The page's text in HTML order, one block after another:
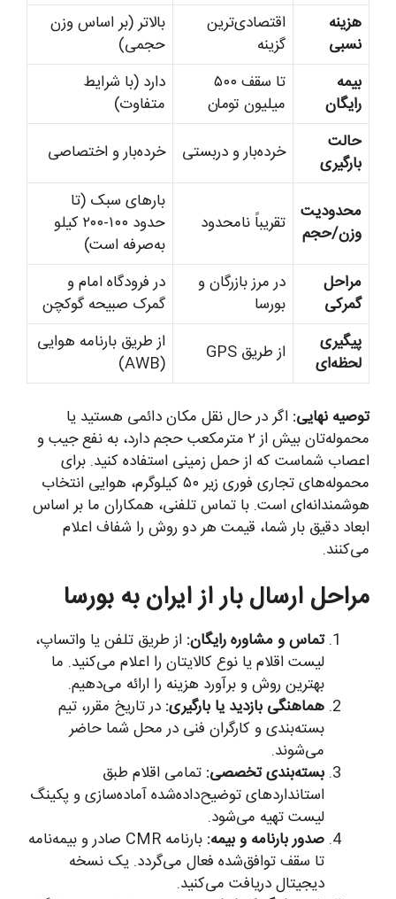
هزینه
نسبی
اقتصادی‌ترین
گزینه
بالاتر (بر اساس وزن
حجمی)
بیمه
رایگان
تا سقف ۵۰۰
میلیون تومان
دارد (با شرایط
متفاوت)
حالت
بارگیری
خرده‌بار و دربستی خرده‌بار و اختصاصی
محدودیت
وزن/حجم
تقریباً نامحدود
بارهای سبک (تا
حدود ۱۰۰-۲۰۰ کیلو
به‌صرفه است)
مراحل
گمرکی
در مرز بازرگان و
بورسا
در فرودگاه امام و
گمرک صبیحه گوکچن
پیگیری
لحظه‌ای
از طریق GPS
از طریق بارنامه هوایی
(AWB)
توصیه نهایی:اگر در حال نقل مکان دائمی هستید یا
محموله‌تان بیش از ۲ مترمکعب حجم دارد، به نفع جیب و
اعصاب شماست که از حمل زمینی استفاده کنید. برای
محموله‌های تجاری فوری زیر ۵۰ کیلوگرم، هوایی انتخاب
هوشمندانه‌ای است. با تماس تلفنی، همکاران ما بر اساس
ابعاد دقیق بار شما، قیمت هر دو روش را شفاف اعلام
می‌کنند.
مراحل ارسال بار از ایران به بورسا
تماس و مشاوره رایگان:از طریق تلفن یا واتساپ،
لیست اقلام یا نوع کالایتان را اعلام می‌کنید. ما
بهترین روش و برآورد هزینه را ارائه می‌دهیم.
هماهنگی بازدید یا بارگیری:در تاریخ مقرر، تیم
بسته‌بندی و کارگران فنی در محل شما حاضر
می‌شوند.
بسته‌بندی تخصصی:تمامی اقلام طبق
استانداردهای توضیح‌داده‌شده آماده‌سازی و پکینگ
لیست تهیه می‌شود.
صدور بارنامه و بیمه:
بارنامه CMR صادر و بیمه‌نامه
تا سقف توافق‌شده فعال می‌گردد. یک نسخه
دیجیتال دریافت می‌کنید.